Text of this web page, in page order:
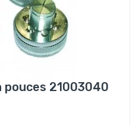
pouces 21003040